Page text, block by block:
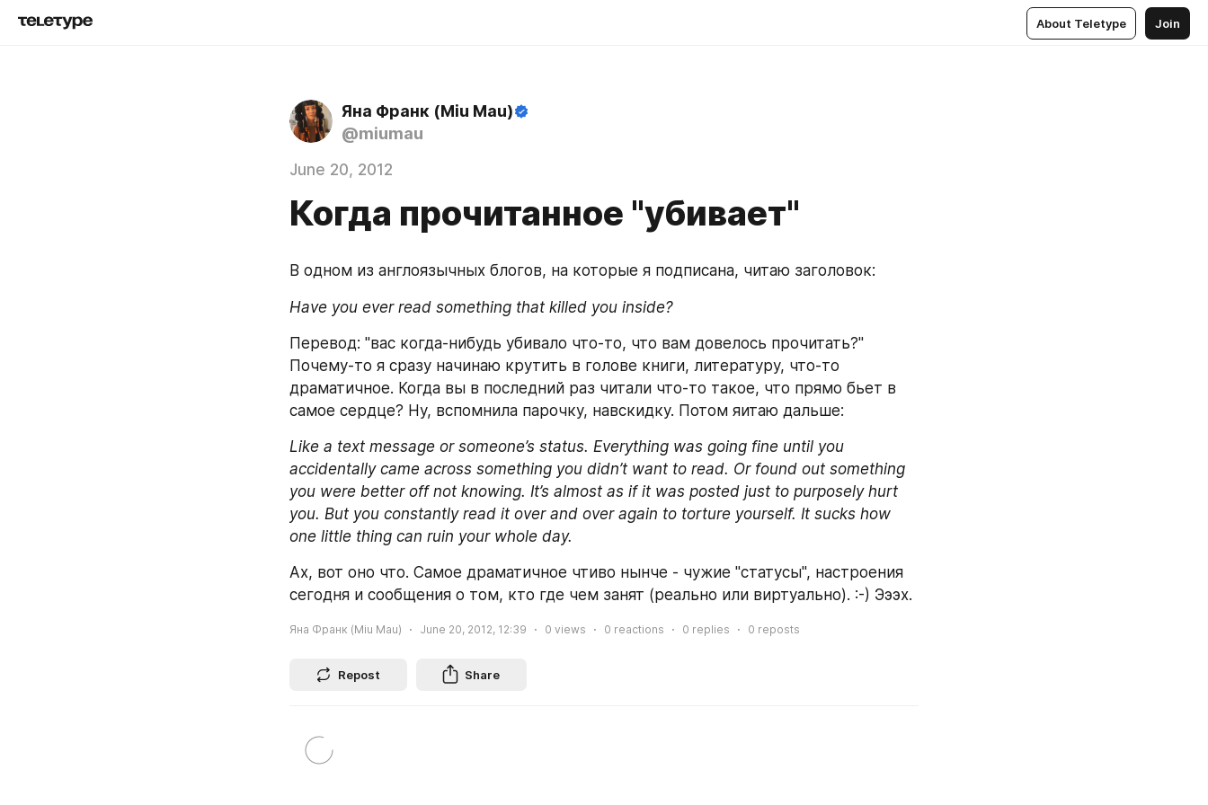
About Teletype Join
Яна Франк (Miu Mau)
@miumau
June 20, 2012
Когда прочитанное "убивает"
В одном из англоязычных блогов, на которые я подписана, читаю заголовок:
Have you ever read something that killed you inside?
Перевод: "вас когда-нибудь убивало что-то, что вам довелось прочитать?"
Почему-то я сразу начинаю крутить в голове книги, литературу, что-то
драматичное. Когда вы в последний раз читали что-то такое, что прямо бьет в
самое сердце? Ну, вспомнила парочку, навскидку. Потом яитаю дальше:
Like a text message or someone’s status. Everything was going fine until you
accidentally came across something you didn’t want to read. Or found out something
you were better off not knowing. It’s almost as if it was posted just to purposely hurt
you. But you constantly read it over and over again to torture yourself. It sucks how
one little thing can ruin your whole day.
Ах, вот оно что. Самое драматичное чтиво нынче - чужие "статусы", настроения
сегодня и сообщения о том, кто где чем занят (реально или виртуально). :-) Эээх.
Яна Франк (Miu Mau) June 20, 2012, 12:39 0 views 0 reactions 0 replies 0 reposts
Repost Share